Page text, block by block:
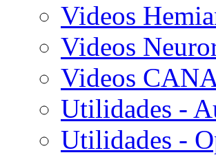
Videos
Videos
Videos
Utilidades -
Utilidades -